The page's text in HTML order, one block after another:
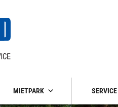
MIETPARK SERVICE